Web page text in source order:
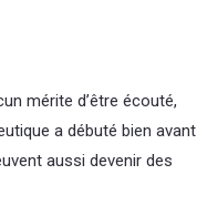
mérite d’être écouté,
a débuté bien avant
aussi devenir des